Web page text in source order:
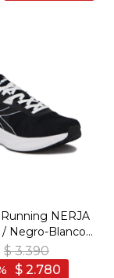
NERJA
Negro-Blanco -
Blanco
$ 3.390
$ 2.780